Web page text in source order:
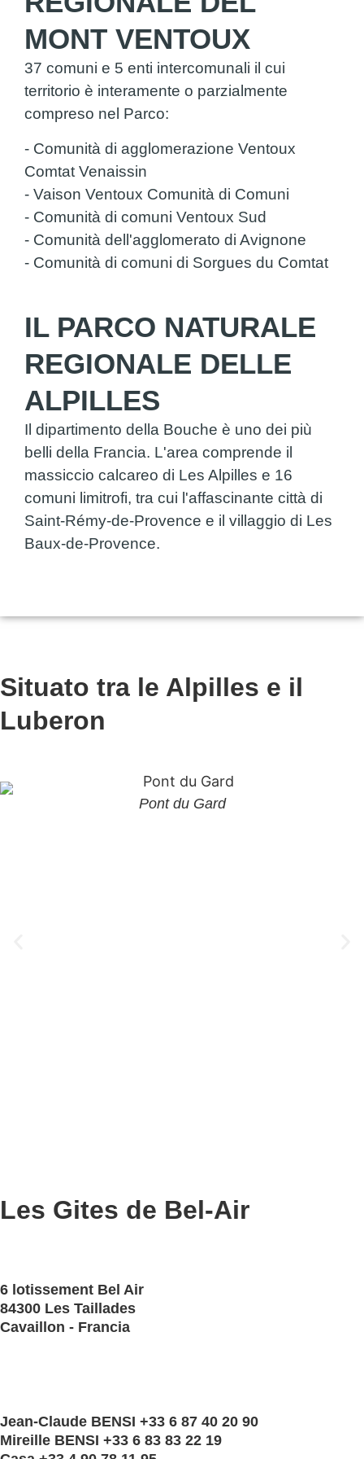
MONT VENTOUX
37 comuni e 5 enti intercomunali il cui
territorio è interamente o parzialmente
compreso nel Parco:
- Comunità di agglomerazione Ventoux
Comtat Venaissin
- Vaison Ventoux Comunità di Comuni
- Comunità di comuni Ventoux Sud
- Comunità dell'agglomerato di Avignone
- Comunità di comuni di Sorgues du Comtat
IL PARCO NATURALE
REGIONALE DELLE
ALPILLES
Il dipartimento della Bouche è uno dei più
belli della Francia. L'area comprende il
massiccio calcareo di Les Alpilles e 16
comuni limitrofi, tra cui l'affascinante città di
Saint-Rémy-de-Provence e il villaggio di Les
Baux-de-Provence.
Situato tra le Alpilles e il
Luberon
Pont du Gard
Les Gites de Bel-Air
6 lotissement Bel Air
84300 Les Taillades
Cavaillon - Francia
Jean-Claude BENSI +33 6 87 40 20 90
Mireille BENSI +33 6 83 83 22 19